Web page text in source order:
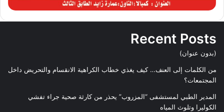
Recent Posts
(بدون عنوان)
من الكلمات إلى العنف… كيف يغذي خطاب الكراهية الانقسام والتحريض داخل
المجتمعات؟
المدير الطبي لمستشفى “المزروب” يحذر من كارثة صحية جراء تفشي
الكوليرا وتلوث المياه